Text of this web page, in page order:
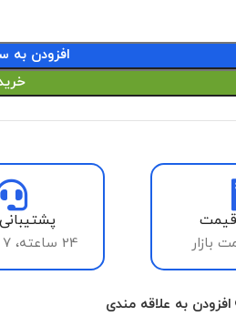
افزودن به
بازار 24 ساعته، 7 روز هفته
افزودن به علاقه مندی